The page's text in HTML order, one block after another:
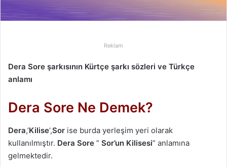
r
k
Reklam
Dera Sore şarkısının Kürtçe şarkı sözleri ve Türkçe
anlamı
Dera Sore Ne Demek?
Dera,’Kilise‘,Sor ise burda yerleşim yeri olarak
kullanılmıştır. Dera Sore ” Sor’un Kilisesi” anlamına
gelmektedir.